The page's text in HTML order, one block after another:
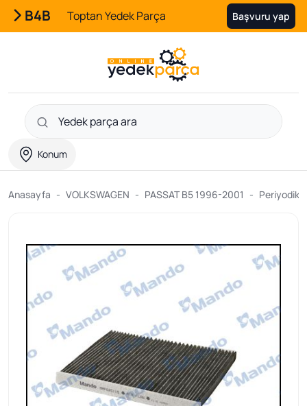
B4B Toptan Yedek Parça Başvuru yap
Konum
Anasayfa VOLKSWAGEN PASSAT B5 1996-2001 Periyodik